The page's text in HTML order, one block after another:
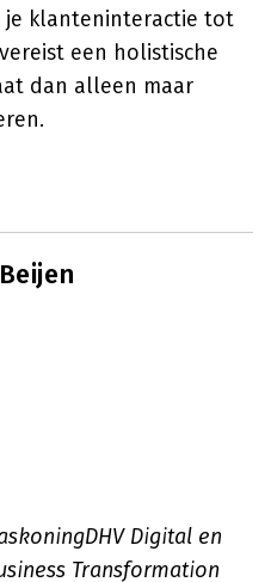
je klanteninteractie tot
een holistische
dan alleen maar
Digital en
Transformation